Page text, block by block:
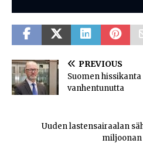
PREVIOUS
Suomen
vanhentunutta
Uuden lastensairaalan